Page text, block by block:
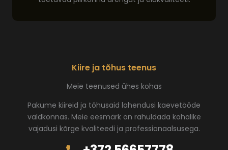
Kiire ja tõhus teenus
Meie teenused ühes kohas
Pakume kiireid ja tõhusaid lahendusi kaevetööde
valdkonnas. Meie eesmärk on rahuldada kohalike
vajadusi kõrge kvaliteedi ja professionaalsusega.